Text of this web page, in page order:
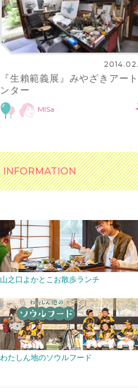
『生賴範義展』みやざきアー
ンター
MISa
INFORMATION
山之口よかとこお散歩ランチ
わたしん地のソウルフード